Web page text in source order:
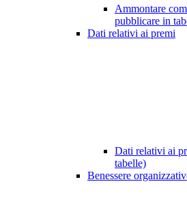
Ammontare
pubblicare in
Dati relativi ai premi
Dati relativi ai
tabelle)
Benessere